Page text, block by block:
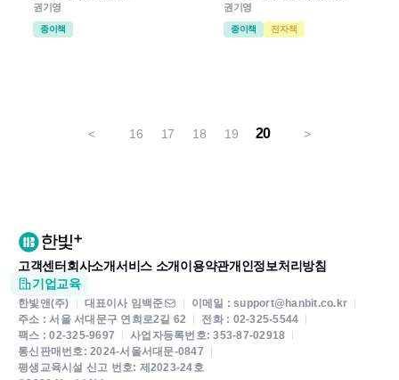
권기영
종이책
권기영
종이책 전자책
< 16 17 18 19 20 >
고객센터 회사소개서비스 소개 이용약관개인정보처리방침
기업교육
한빛앤(주) 대표이사 임백준
이메일 : support@hanbit.co.kr
주소 : 서울 서대문구 연희로2길 62
전화 : 02-325-5544
팩스 : 02-325-9697
사업자등록번호: 353-87-02918
통신판매번호: 2024-서울서대문-0847
평생교육시설 신고 번호: 제2023-24호